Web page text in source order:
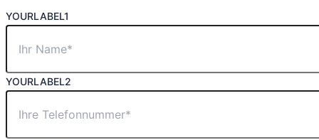
YOURLABEL1
YOURLABEL2